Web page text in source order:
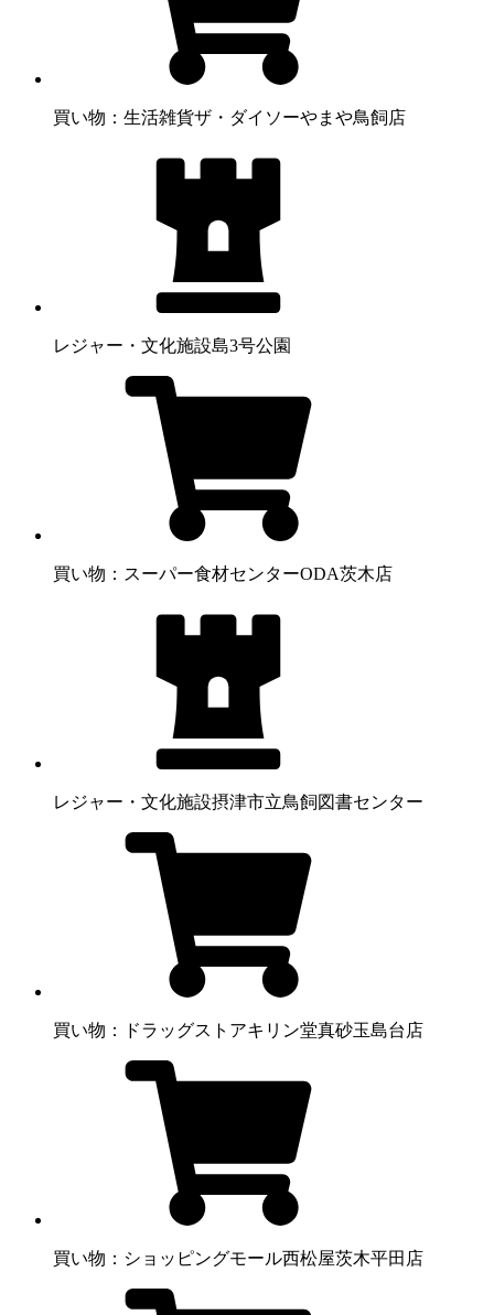
買い物：生活雑貨ザ・ダイソーやまや鳥飼店
レジャー・文化施設島3号公園
買い物：スーパー食材センターODA茨木店
レジャー・文化施設摂津市立鳥飼図書センター
買い物：ドラッグストアキリン堂真砂玉島台店
買い物：ショッピングモール西松屋茨木平田店